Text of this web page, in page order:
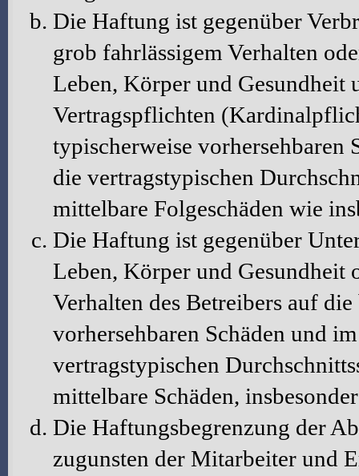
Die Haftung ist gegenüber
grob fahrlässigem Verhalten
Leben, Körper und Gesundheit
Vertragspflichten
typischerweise vorhersehbaren
die vertragstypischen
mittelbare Folgeschäden wie
Die Haftung ist gegenüber
Leben, Körper und Gesundheit
Verhalten des Betreibers auf
vorhersehbaren Schäden und
vertragstypischen
mittelbare Schäden,
Die Haftungsbegrenzung der
zugunsten der Mitarbeiter und